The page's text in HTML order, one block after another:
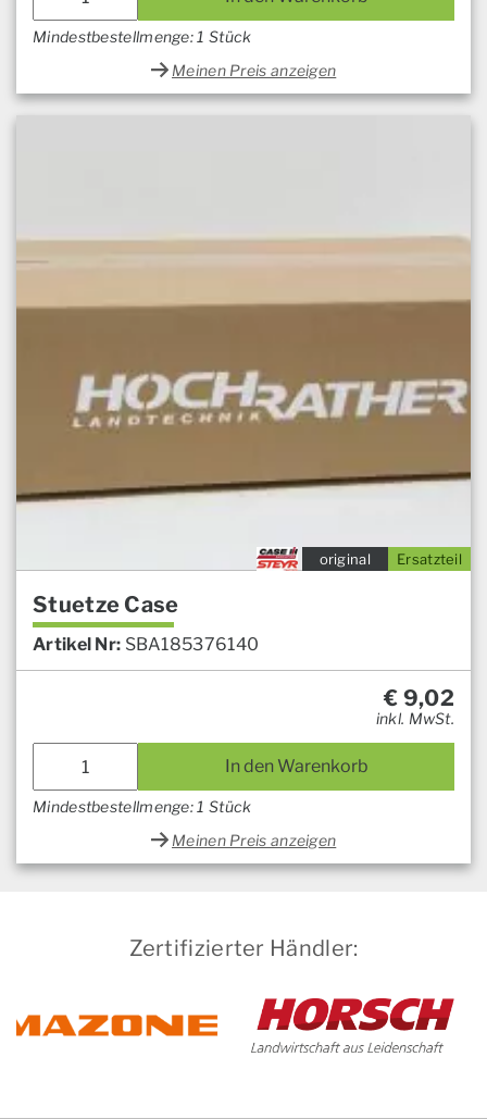
Mindestbestellmenge: 1 Stück
Meinen Preis anzeigen
Ersatzteil
original
Stuetze Case
Artikel Nr: SBA185376140
€ 9,02
inkl. MwSt.
In den Warenkorb
Mindestbestellmenge: 1 Stück
Meinen Preis anzeigen
Zertifizierter Händler: